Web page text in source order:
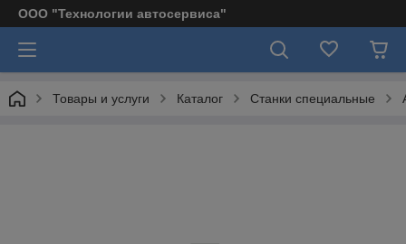
ООО "Технологии автосервиса"
Товары и услуги Каталог Станки специальные